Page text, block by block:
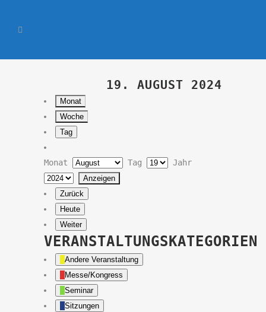
19. AUGUST 2024
Monat
Woche
Tag
Monat Tag Jahr
Zurück
Heute
Weiter
VERANSTALTUNGSKATEGORIEN
Andere Veranstaltung
Messe/Kongress
Seminar
Sitzungen